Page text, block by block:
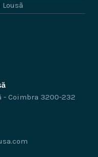
Lousã
- Coimbra 3200-232